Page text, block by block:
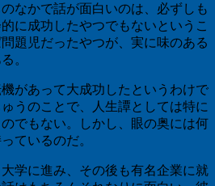
なかで話が面白いのは、必ずしも
に成功したやつでもないというこ
題児だったやつが、実に味のある
。
があって大成功したというわけで
うのことで、人生譚としては特に
でもない。しかし、眼の奥には何
ているのだ。
学に進み、その後も有名企業に就